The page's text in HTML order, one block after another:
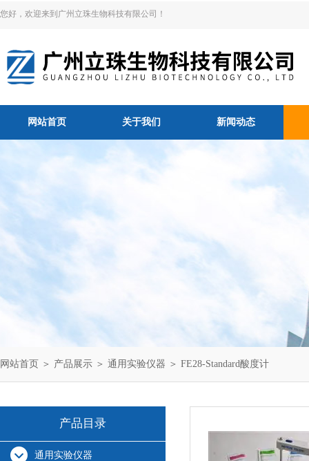
您好，欢迎来到广州立珠生物科技有限公司！
网站首页 关于我们 新闻动态
网站首页 ＞ 产品展示 ＞ 通用实验仪器 ＞ FE28-Standard酸度计
产品目录
通用实验仪器